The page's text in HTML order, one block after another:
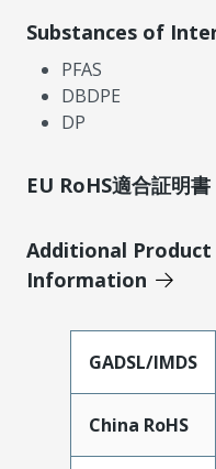
Substances of
PFAS
DBDPE
DP
EU RoHS適合証明書
Additional Product
Information
GADSL/IMDS
China RoHS